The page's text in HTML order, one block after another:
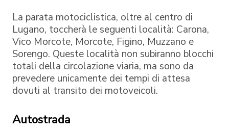
La parata motociclistica, oltre al centro di
Lugano, toccherà le seguenti località: Carona,
Vico Morcote, Morcote, Figino, Muzzano e
Sorengo. Queste località non subiranno blocchi
totali della circolazione viaria, ma sono da
prevedere unicamente dei tempi di attesa
dovuti al transito dei motoveicoli.
Autostrada